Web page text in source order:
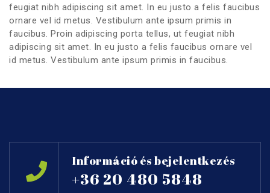
feugiat nibh adipiscing sit amet. In eu justo a felis faucibus
ornare vel id metus. Vestibulum ante ipsum primis in
faucibus. Proin adipiscing porta tellus, ut feugiat nibh
adipiscing sit amet. In eu justo a felis faucibus ornare vel
id metus. Vestibulum ante ipsum primis in faucibus.
Információ és bejelentkezés
+36 20 480 5848